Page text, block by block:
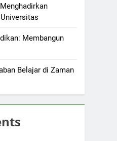
Membangun
Belajar di Zaman